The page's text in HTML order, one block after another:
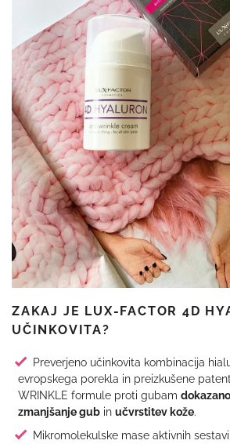
ZAKAJ JE LUX-FACTOR 4D
UČINKOVITA?
Preverjeno učinkovita kombinacija
evropskega porekla in preizkušene
WRINKLE formule proti gubam
zmanjšanje gub in učvrstitev kože.
Mikromolekulske mase aktivnih